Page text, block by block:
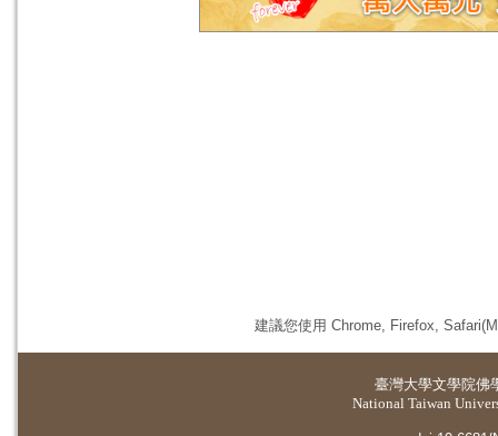
建議您使用 Chrome, Firefox,
臺灣大學文學院佛
National Taiwan